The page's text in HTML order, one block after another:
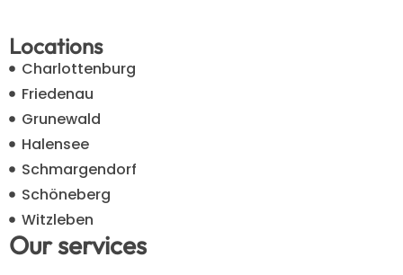
Our services
Locations
Charlottenburg
Friedenau
Grunewald
Halensee
Schmargendorf
Schöneberg
Witzleben